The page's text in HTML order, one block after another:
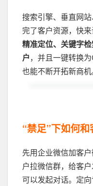
搜索引擎、垂直网
完了客户资源，快
精准定位、关键字
户，并且一键转换
也能不断开拓新商机
“禁足”下如何和
先用企业微信加客
户拉微信群，给客
可以发起对话。定